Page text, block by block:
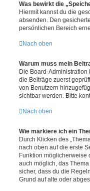
Was bewirkt die
Hiermit kannst du die
absenden. Den
persönlichen Bereich
Nach oben
Warum muss mein
Die Board-
die Beiträge zuerst
von Benutzern
sichtbar werden. Bitte
Nach oben
Wie markiere ich ein
Durch Klicken des
nach oben auf die erste
Funktion möglicherweise
auch möglich, das
sicher, dass du die
Grund auf alte oder